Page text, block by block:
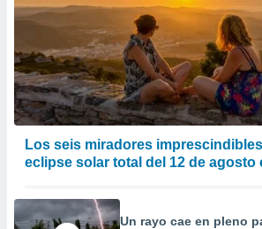
Los seis miradores
eclipse solar total del 12 de agosto
Un rayo cae en pleno